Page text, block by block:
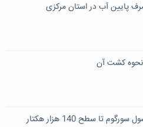
پایین آب در استان مرکزی
کشت آن
تا سطح 140 هزار هکتار